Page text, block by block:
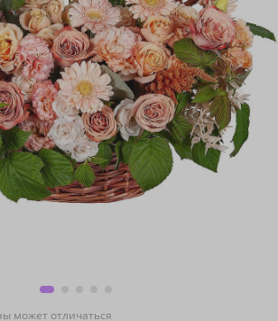
может отличаться